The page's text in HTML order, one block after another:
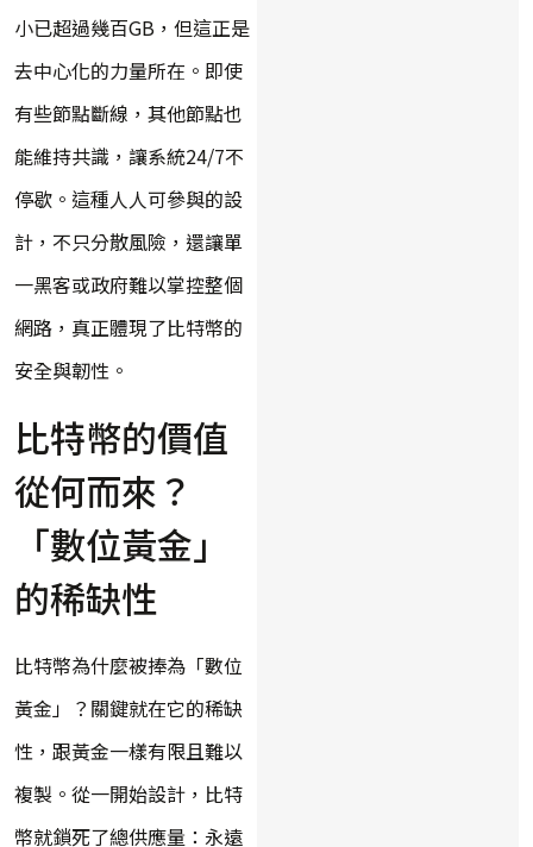
小已超過幾百GB，但這正是
去中心化的力量所在。即使
有些節點斷線，其他節點也
能維持共識，讓系統24/7不
停歇。這種人人可參與的設
計，不只分散風險，還讓單
一黑客或政府難以掌控整個
網路，真正體現了比特幣的
安全與韌性。
比特幣的價值
從何而來？
「數位黃金」
的稀缺性
比特幣為什麼被捧為「數位
黃金」？關鍵就在它的稀缺
性，跟黃金一樣有限且難以
複製。從一開始設計，比特
幣就鎖死了總供應量：永遠